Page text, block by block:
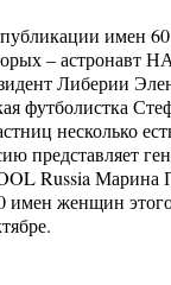
публикации имен
– астронавт
Либерии
футболистка
несколько
представляет
Russia Марина
имен женщин этого